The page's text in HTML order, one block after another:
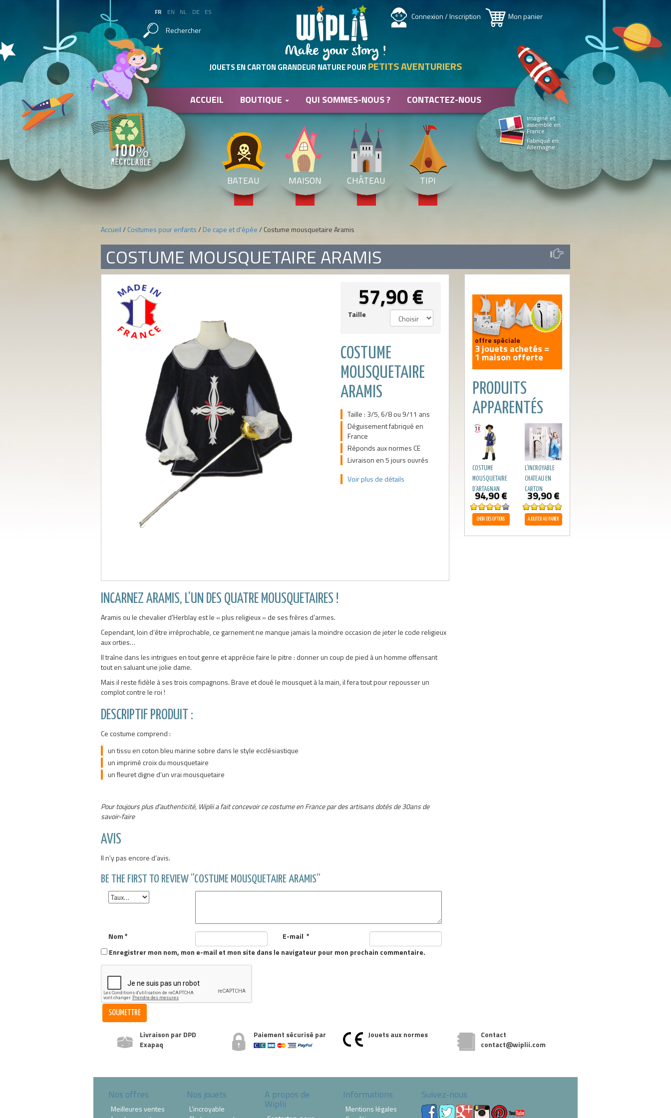
Imaginé et
assemblé en
France.
Fabriqué en
Allemagne.
Make your story !
JOUETS EN CARTON GRANDEUR NATURE POUR PETITS AVENTURIERS
FR EN NL DE ES
Rechercher
Connexion / Inscription Mon panier
ACCUEIL BOUTIQUE QUI SOMMES-NOUS ? CONTACTEZ-NOUS
BATEAU MAISON CHÂTEAU TIPI
Accueil/ Costumes pour enfants/ De cape et d'épée/ Costume mousquetaire Aramis
COSTUME MOUSQUETAIRE ARAMIS
57,90€
Taille
COSTUME
MOUSQUETAIRE
ARAMIS
Taille : 3/5, 6/8 ou 9/11 ans
Déguisement fabriqué en
France
Réponds aux normes CE
Livraison en 5 jours ouvrés
Voir plus de détails
INCARNEZ ARAMIS, L’UN DES QUATRE MOUSQUETAIRES !
Aramis ou le chevalier d’Herblay est le « plus religieux » de ses frères d’armes.
Cependant, loin d’être irréprochable, ce garnement ne manque jamais la moindre occasion de jeter le code religieux
aux orties…
Il traîne dans les intrigues en tout genre et apprécie faire le pitre : donner un coup de pied à un homme offensant
tout en saluant une jolie dame.
Mais il reste fidèle à ses trois compagnons. Brave et doué le mousquet à la main, il fera tout pour repousser un
complot contre le roi !
DESCRIPTIF PRODUIT :
Ce costume comprend :
un tissu en coton bleu marine sobre dans le style ecclésiastique
un imprimé croix du mousquetaire
un fleuret digne d’un vrai mousquetaire
Pour toujours plus d’authenticité, Wiplii a fait concevoir ce costume en France par des artisans dotés de 30ans de
savoir-faire
AVIS
Il n’y pas encore d’avis.
BE THE FIRST TO REVIEW “COSTUME MOUSQUETAIRE ARAMIS”
Nom* E-mail *
Enregistrer mon nom, mon e-mail et mon site dans le navigateur pour mon prochain commentaire.
offre spéciale
3 jouets achetés =
1 maison offerte
EN SAVOIR PLUS
PRODUITS
APPARENTÉS
COSTUME
MOUSQUETAIRE
D’ARTAGNAN
Note4.00
sur 5
94,90€
CHOIX DES OPTIONS
L’INCROYABLE
CHATEAU EN
CARTON
Note4.89
sur 5
39,90€
AJOUTER AU PANIER
Livraison par DPD
Exapaq
Paiement sécurisé par Jouets aux normes
Contact
contact@wiplii.com
Nos offres
Meilleures ventes
Nos jouets
L’incroyable
A propos de
Wiplii
Informations
Mentions légales
Suivez-nous